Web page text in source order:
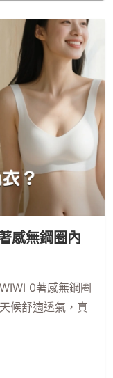
感無鋼圈內
0著感無鋼圈
候舒適透氣，真